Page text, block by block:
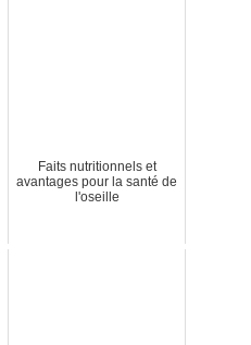
Faits nutritionnels et
avantages pour la santé de
l'oseille